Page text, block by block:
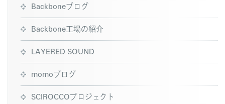
Backboneブログ
Backbone工場の紹介
LAYERED SOUND
momoブログ
SCIROCCOプロジェクト